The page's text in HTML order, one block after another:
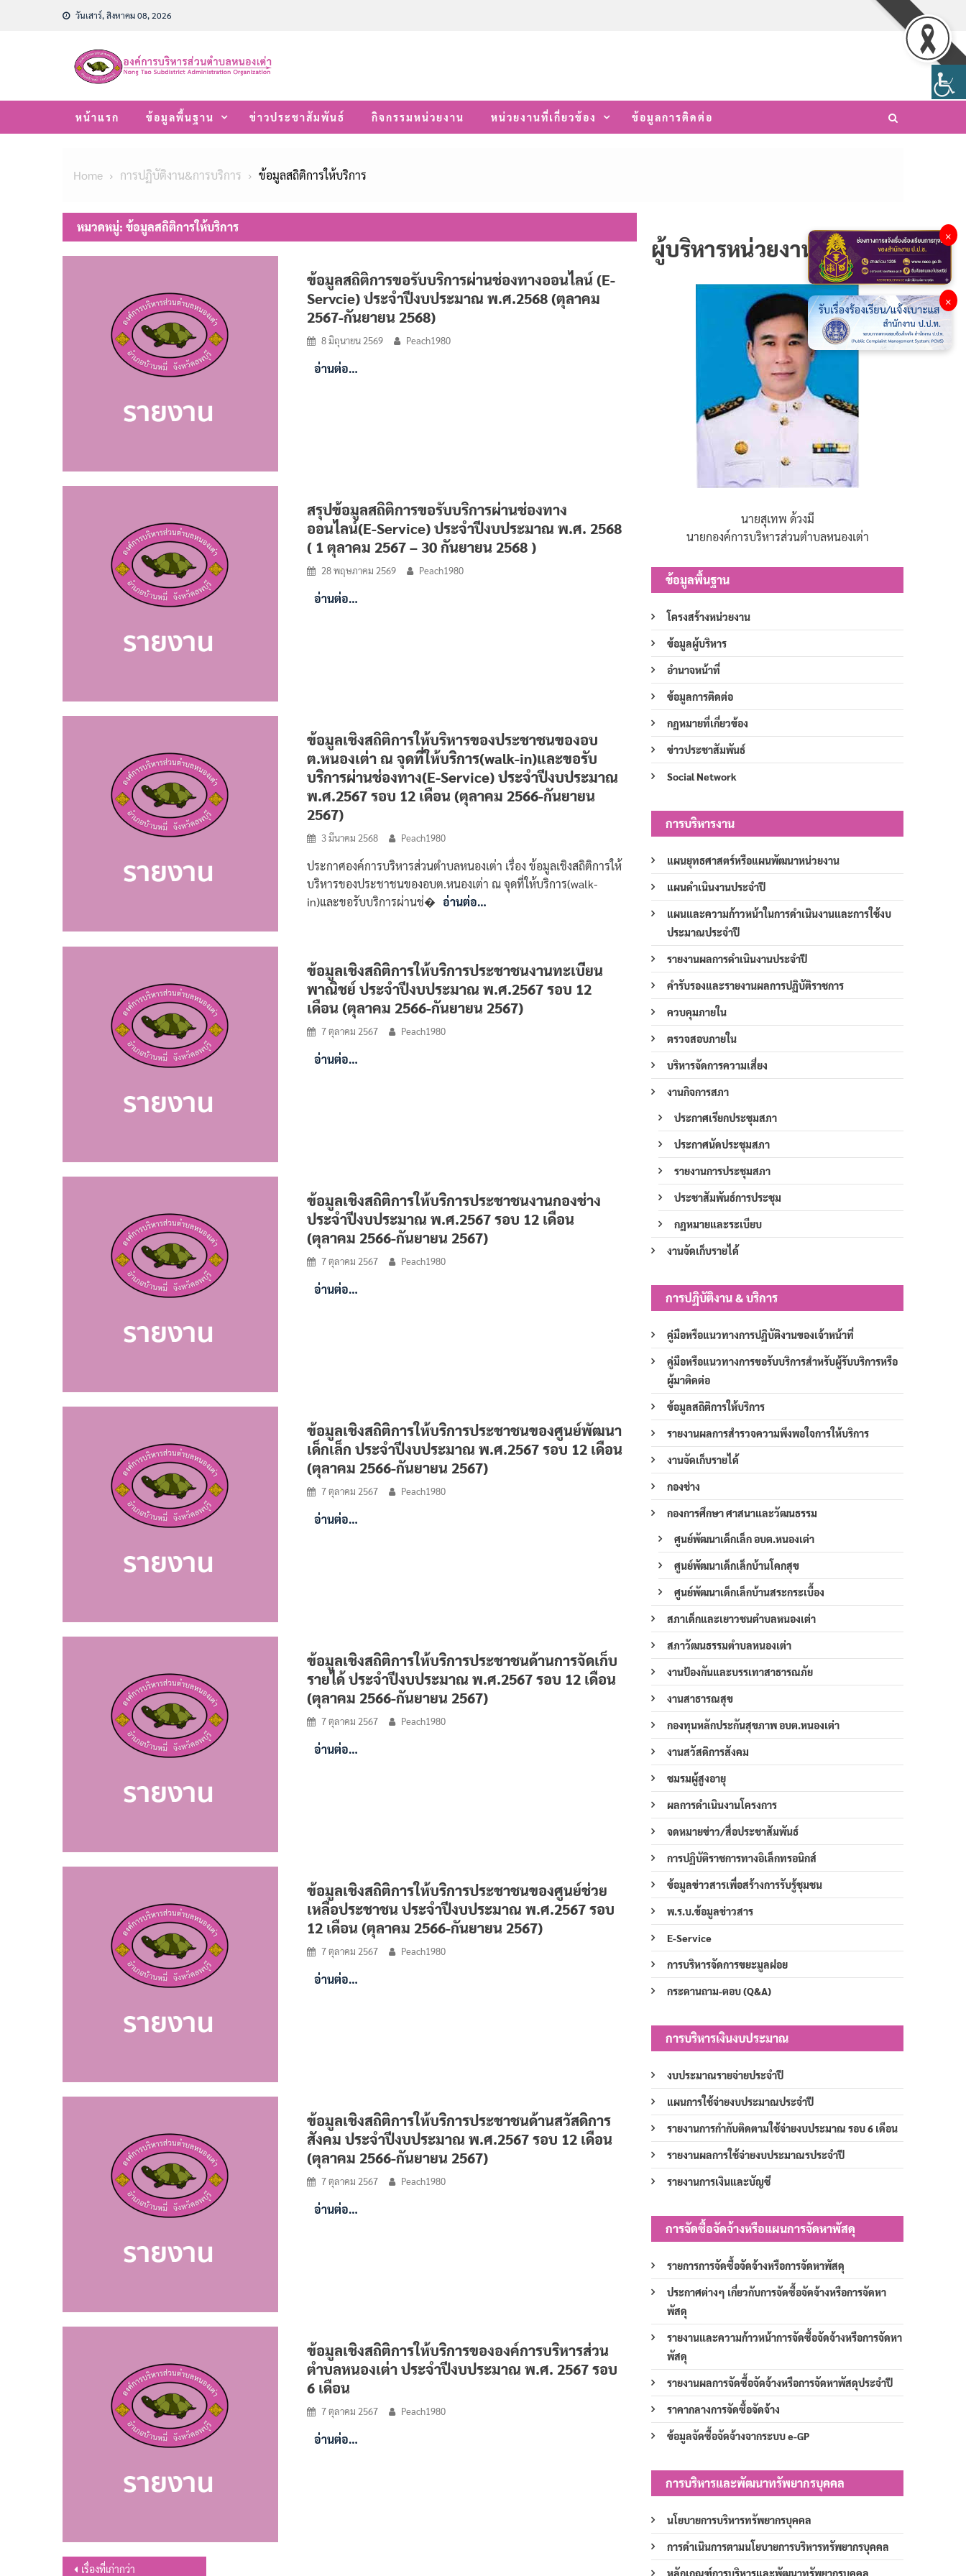
วันเสาร์, สิงหาคม 08, 2026
หน้าแรก ข้อมูลพื้นฐาน ข่าวประชาสัมพันธ์ กิจกรรมหน่วยงาน หน่วยงานที่เกี่ยวข้อง ข้อมูลการติดต่อ
Home การปฏิบัติงาน&การบริการ ข้อมูลสถิติการให้บริการ
หมวดหมู่: ข้อมูลสถิติการให้บริการ
ข้อมูลสถิติการขอรับบริการผ่านช่องทางออนไลน์ (E-
Servcie) ประจำปีงบประมาณ พ.ศ.2568 (ตุลาคม
2567-กันยายน 2568)
8 มิถุนายน 2569 Peach1980
อ่านต่อ…
สรุปข้อมูลสถิติการขอรับบริการผ่านช่องทาง
ออนไลน์(E-Service) ประจำปีงบประมาณ พ.ศ. 2568
( 1 ตุลาคม 2567 – 30 กันยายน 2568 )
28 พฤษภาคม 2569 Peach1980
อ่านต่อ…
ข้อมูลเชิงสถิติการให้บริหารของประชาชนของอบ
ต.หนองเต่า ณ จุดที่ให้บริการ(walk-in)และขอรับ
บริการผ่านช่องทาง(E-Service) ประจำปีงบประมาณ
พ.ศ.2567 รอบ 12 เดือน (ตุลาคม 2566-กันยายน
2567)
3 มีนาคม 2568 Peach1980
ประกาศองค์การบริหารส่วนตำบลหนองเต่า เรื่อง ข้อมูลเชิงสถิติการให้
บริหารของประชาชนของอบต.หนองเต่า ณ จุดที่ให้บริการ(walk-
in)และขอรับบริการผ่านช่� อ่านต่อ…
ข้อมูลเชิงสถิติการให้บริการประชาชนงานทะเบียน
พาณิชย์ ประจำปีงบประมาณ พ.ศ.2567 รอบ 12
เดือน (ตุลาคม 2566-กันยายน 2567)
7 ตุลาคม 2567 Peach1980
อ่านต่อ…
ข้อมูลเชิงสถิติการให้บริการประชาชนงานกองช่าง
ประจำปีงบประมาณ พ.ศ.2567 รอบ 12 เดือน
(ตุลาคม 2566-กันยายน 2567)
7 ตุลาคม 2567 Peach1980
อ่านต่อ…
ข้อมูลเชิงสถิติการให้บริการประชาชนของศูนย์พัฒนา
เด็กเล็ก ประจำปีงบประมาณ พ.ศ.2567 รอบ 12 เดือน
(ตุลาคม 2566-กันยายน 2567)
7 ตุลาคม 2567 Peach1980
อ่านต่อ…
ข้อมูลเชิงสถิติการให้บริการประชาชนด้านการจัดเก็บ
รายได้ ประจำปีงบประมาณ พ.ศ.2567 รอบ 12 เดือน
(ตุลาคม 2566-กันยายน 2567)
7 ตุลาคม 2567 Peach1980
อ่านต่อ…
ข้อมูลเชิงสถิติการให้บริการประชาชนของศูนย์ช่วย
เหลือประชาชน ประจำปีงบประมาณ พ.ศ.2567 รอบ
12 เดือน (ตุลาคม 2566-กันยายน 2567)
7 ตุลาคม 2567 Peach1980
อ่านต่อ…
ข้อมูลเชิงสถิติการให้บริการประชาชนด้านสวัสดิการ
สังคม ประจำปีงบประมาณ พ.ศ.2567 รอบ 12 เดือน
(ตุลาคม 2566-กันยายน 2567)
7 ตุลาคม 2567 Peach1980
อ่านต่อ…
ข้อมูลเชิงสถิติการให้บริการขององค์การบริหารส่วน
ตำบลหนองเต่า ประจำปีงบประมาณ พ.ศ. 2567 รอบ
6 เดือน
7 ตุลาคม 2567 Peach1980
อ่านต่อ…
แนะแนว
เรื่องที่เก่ากว่า
ผู้บริหารหน่วยงาน
นายสุเทพ ด้วงมี
นายกองค์การบริหารส่วนตำบลหนองเต่า
ข้อมูลพื้นฐาน
โครงสร้างหน่วยงาน
ข้อมูลผู้บริหาร
อำนาจหน้าที่
ข้อมูลการติดต่อ
กฎหมายที่เกี่ยวข้อง
ข่าวประชาสัมพันธ์
Social Network
การบริหารงาน
แผนยุทธศาสตร์หรือแผนพัฒนาหน่วยงาน
แผนดำเนินงานประจำปี
แผนและความก้าวหน้าในการดำเนินงานและการใช้งบ
ประมาณประจำปี
รายงานผลการดำเนินงานประจำปี
คำรับรองและรายงานผลการปฏิบัติราชการ
ควบคุมภายใน
ตรวจสอบภายใน
บริหารจัดการความเสี่ยง
งานกิจการสภา
ประกาศเรียกประชุมสภา
ประกาศนัดประชุมสภา
รายงานการประชุมสภา
ประชาสัมพันธ์การประชุม
กฎหมายและระเบียบ
งานจัดเก็บรายได้
การปฏิบัติงาน & บริการ
คู่มือหรือแนวทางการปฏิบัติงานของเจ้าหน้าที่
คู่มือหรือแนวทางการขอรับบริการสำหรับผู้รับบริการหรือ
ผู้มาติดต่อ
ข้อมูลสถิติการให้บริการ
รายงานผลการสำรวจความพึงพอใจการให้บริการ
งานจัดเก็บรายได้
กองช่าง
กองการศึกษา ศาสนาและวัฒนธรรม
ศูนย์พัฒนาเด็กเล็ก อบต.หนองเต่า
ศูนย์พัฒนาเด็กเล็กบ้านโคกสุข
ศูนย์พัฒนาเด็กเล็กบ้านสระกระเบื้อง
สภาเด็กและเยาวชนตำบลหนองเต่า
สภาวัฒนธรรมตำบลหนองเต่า
งานป้องกันและบรรเทาสาธารณภัย
งานสาธารณสุข
กองทุนหลักประกันสุขภาพ อบต.หนองเต่า
งานสวัสดิการสังคม
ชมรมผู้สูงอายุ
ผลการดำเนินงานโครงการ
จดหมายข่าว/สื่อประชาสัมพันธ์
การปฏิบัติราชการทางอิเล็กทรอนิกส์
ข้อมูลข่าวสารเพื่อสร้างการรับรู้ชุมชน
พ.ร.บ.ข้อมูลข่าวสาร
E-Service
การบริหารจัดการขยะมูลฝอย
กระดานถาม-ตอบ (Q&A)
การบริหารเงินงบประมาณ
งบประมาณรายจ่ายประจำปี
แผนการใช้จ่ายงบประมาณประจำปี
รายงานการกำกับติดตามใช้จ่ายงบประมาณ รอบ 6 เดือน
รายงานผลการใช้จ่ายงบประมาณรประจำปี
รายงานการเงินและบัญชี
การจัดซื้อจัดจ้างหรือแผนการจัดหาพัสดุ
รายการการจัดซื้อจัดจ้างหรือการจัดหาพัสดุ
ประกาศต่างๆ เกี่ยวกับการจัดซื้อจัดจ้างหรือการจัดหา
พัสดุ
รายงานและความก้าวหน้าการจัดซื้อจัดจ้างหรือการจัดหา
พัสดุ
รายงานผลการจัดซื้อจัดจ้างหรือการจัดหาพัสดุประจำปี
ราคากลางการจัดซื้อจัดจ้าง
ข้อมูลจัดซื้อจัดจ้างจากระบบ e-GP
การบริหารและพัฒนาทรัพยากรบุคคล
นโยบายการบริหารทรัพยากรบุคคล
การดำเนินการตามนโยบายการบริหารทรัพยากรบุคคล
หลักเกณฑ์การบริหารและพัฒนาทรัพยากรบุคคล
×
×